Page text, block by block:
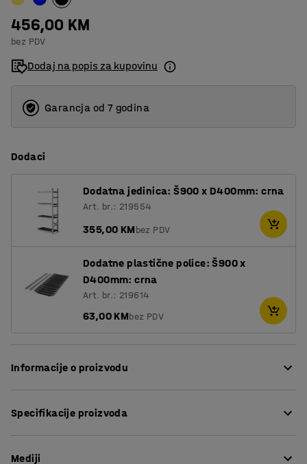
500
600
456,00 KM
bez PDV
Dodaj na popis za kupovinu
Garancja od 7 godina
Dodaci
Dodatna jedinica: Š900 x D400mm: crna
Art. br.: 219554
355,00 KMbez PDV
Dodatne plastične police: Š900 x
D400mm: crna
Art. br.: 219614
63,00 KMbez PDV
Informacije o proizvodu
skladišta u kojima je higijena posebno važna. Kombinira
Specifikacije proizvoda
Širina
Mediji